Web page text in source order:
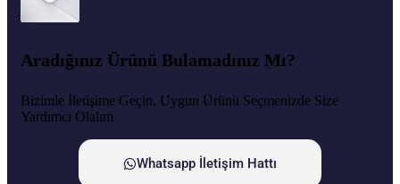
Aradığınız Ürünü Bulamadınız Mı?
Bizimle İletişime Geçin, Uygun Ürünü Seçmenizde Size
Yardımcı Olalım
Whatsapp İletişim Hattı